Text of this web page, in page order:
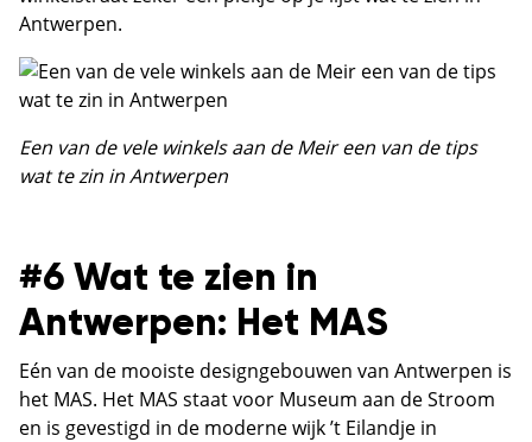
Antwerpen.
Een van de vele winkels aan de Meir een van de tips
wat te zin in Antwerpen
#6 Wat te zien in
Antwerpen: Het MAS
Eén van de mooiste designgebouwen van Antwerpen is
het MAS. Het MAS staat voor Museum aan de Stroom
en is gevestigd in de moderne wijk ’t Eilandje in